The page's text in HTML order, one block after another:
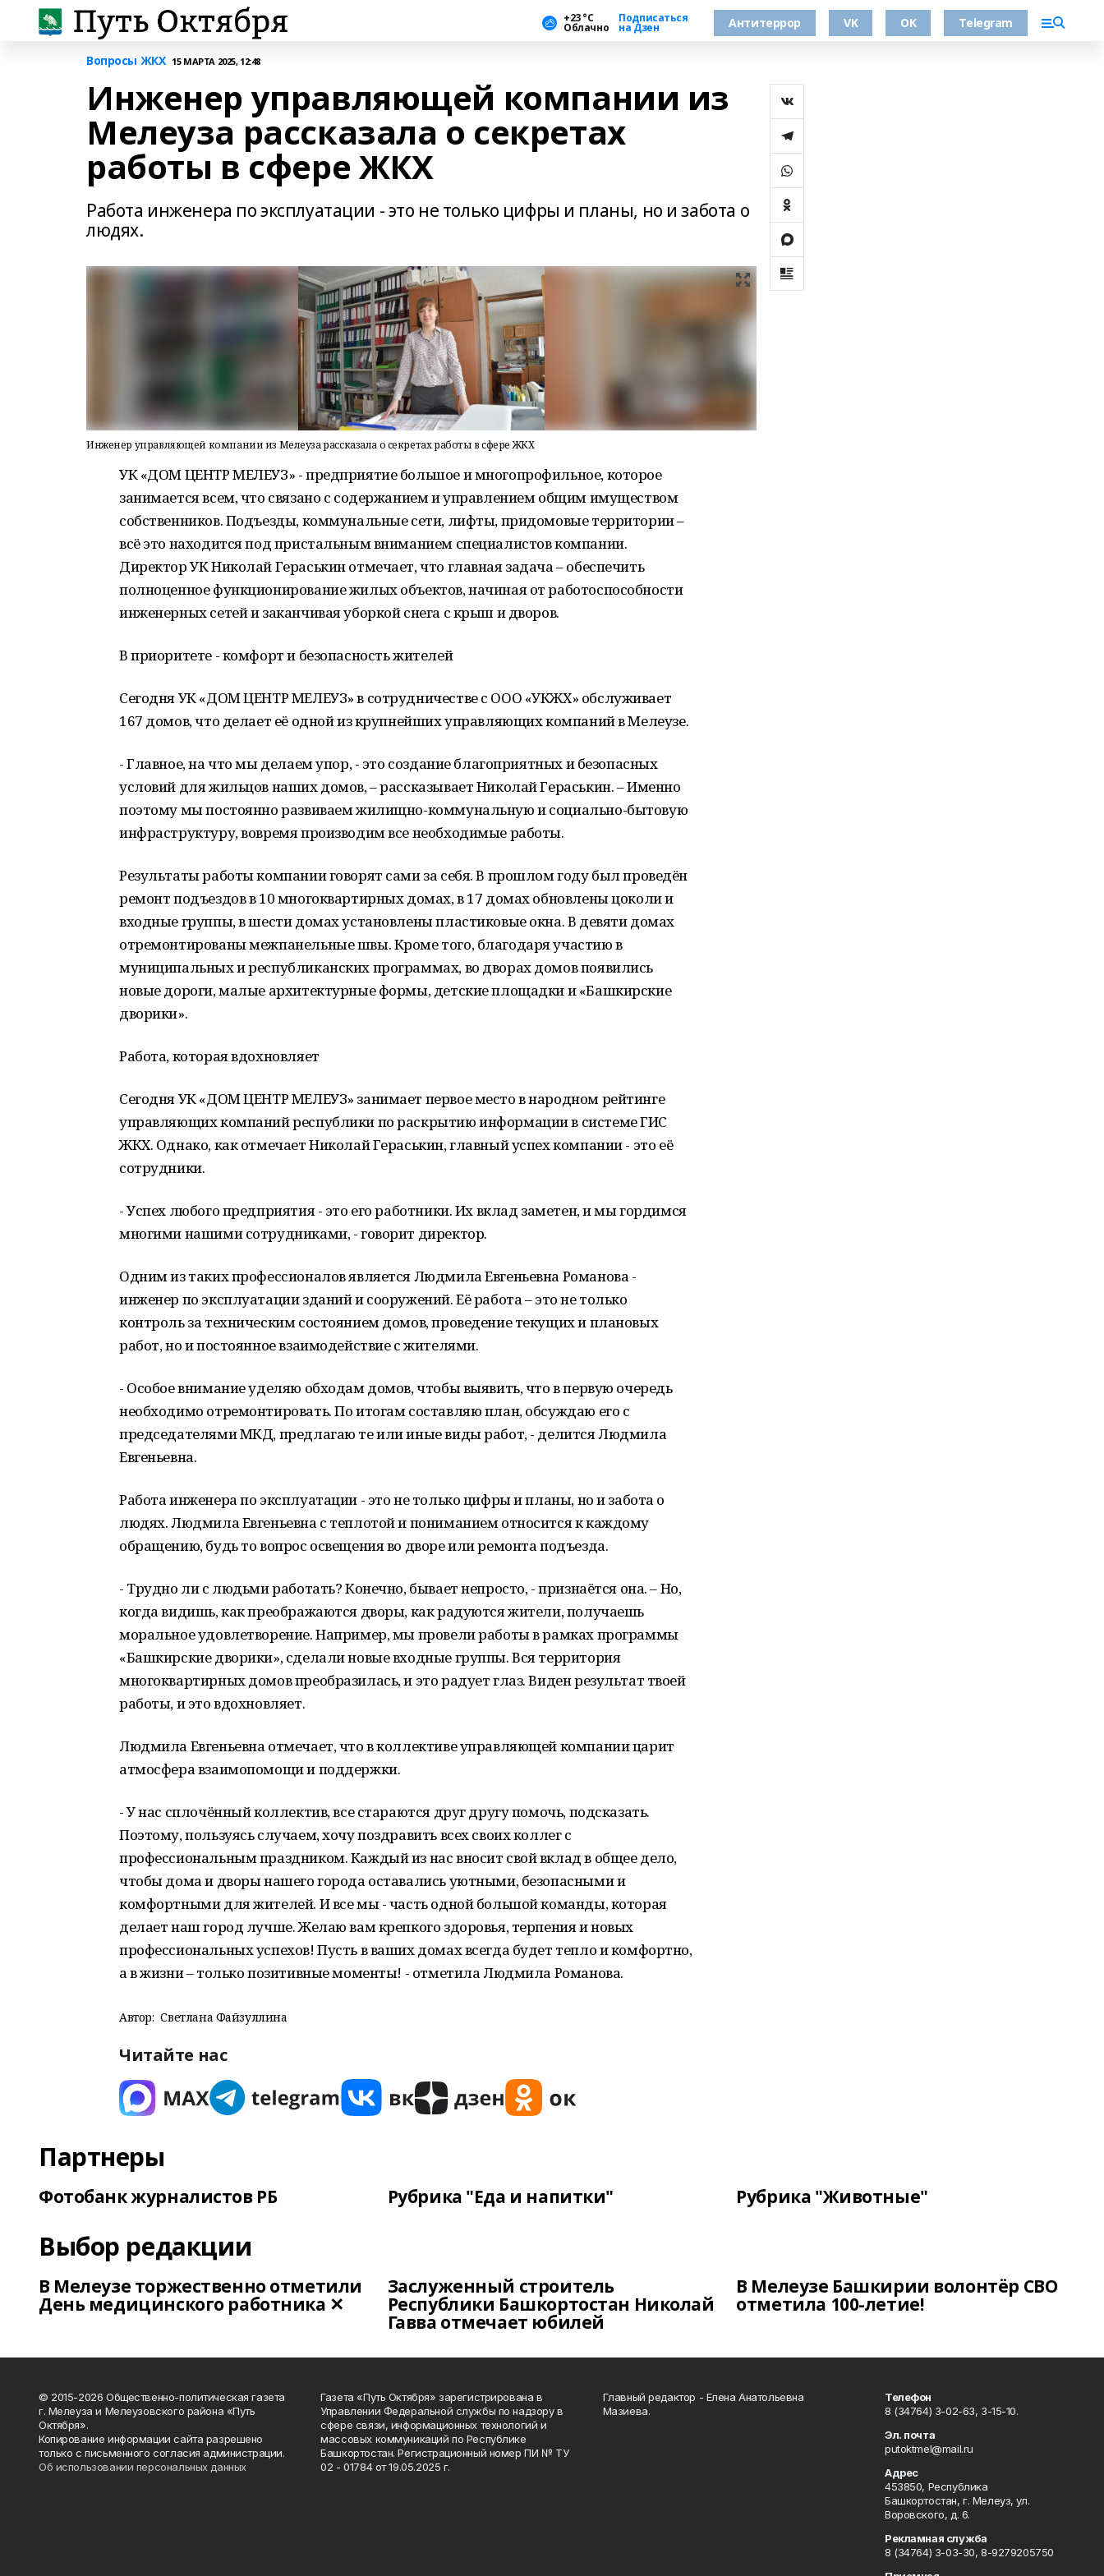
+23 °С
Облачно
Подписаться
на Дзен Антитеррор VK OK Telegram
Вопросы ЖКХ 15 МАРТА 2025, 12:48
Инженер управляющей компании из
Мелеуза рассказала о секретах
работы в сфере ЖКХ
Работа инженера по эксплуатации - это не только цифры и планы, но и забота о
людях.
Инженер управляющей компании из Мелеуза рассказала о секретах работы в сфере ЖКХ
УК «ДОМ ЦЕНТР МЕЛЕУЗ» - предприятие большое и многопрофильное, которое
занимается всем, что связано с содержанием и управлением общим имуществом
собственников. Подъезды, коммунальные сети, лифты, придомовые территории –
всё это находится под пристальным вниманием специалистов компании.
Директор УК Николай Гераськин отмечает, что главная задача – обеспечить
полноценное функционирование жилых объектов, начиная от работоспособности
инженерных сетей и заканчивая уборкой снега с крыш и дворов.
В приоритете - комфорт и безопасность жителей
Сегодня УК «ДОМ ЦЕНТР МЕЛЕУЗ» в сотрудничестве с ООО «УКЖХ» обслуживает
167 домов, что делает её одной из крупнейших управляющих компаний в Мелеузе.
- Главное, на что мы делаем упор, - это создание благоприятных и безопасных
условий для жильцов наших домов, – рассказывает Николай Гераськин. – Именно
поэтому мы постоянно развиваем жилищно-коммунальную и социально-бытовую
инфраструктуру, вовремя производим все необходимые работы.
Результаты работы компании говорят сами за себя. В прошлом году был проведён
ремонт подъездов в 10 многоквартирных домах, в 17 домах обновлены цоколи и
входные группы, в шести домах установлены пластиковые окна. В девяти домах
отремонтированы межпанельные швы. Кроме того, благодаря участию в
муниципальных и республиканских программах, во дворах домов появились
новые дороги, малые архитектурные формы, детские площадки и «Башкирские
дворики».
Работа, которая вдохновляет
Сегодня УК «ДОМ ЦЕНТР МЕЛЕУЗ» занимает первое место в народном рейтинге
управляющих компаний республики по раскрытию информации в системе ГИС
ЖКХ. Однако, как отмечает Николай Гераськин, главный успех компании - это её
сотрудники.
- Успех любого предприятия - это его работники. Их вклад заметен, и мы гордимся
многими нашими сотрудниками, - говорит директор.
Одним из таких профессионалов является Людмила Евгеньевна Романова -
инженер по эксплуатации зданий и сооружений. Её работа – это не только
контроль за техническим состоянием домов, проведение текущих и плановых
работ, но и постоянное взаимодействие с жителями.
- Особое внимание уделяю обходам домов, чтобы выявить, что в первую очередь
необходимо отремонтировать. По итогам составляю план, обсуждаю его с
председателями МКД, предлагаю те или иные виды работ, - делится Людмила
Евгеньевна.
Работа инженера по эксплуатации - это не только цифры и планы, но и забота о
людях. Людмила Евгеньевна с теплотой и пониманием относится к каждому
обращению, будь то вопрос освещения во дворе или ремонта подъезда.
- Трудно ли с людьми работать? Конечно, бывает непросто, - признаётся она. – Но,
когда видишь, как преображаются дворы, как радуются жители, получаешь
моральное удовлетворение. Например, мы провели работы в рамках программы
«Башкирские дворики», сделали новые входные группы. Вся территория
многоквартирных домов преобразилась, и это радует глаз. Виден результат твоей
работы, и это вдохновляет.
Людмила Евгеньевна отмечает, что в коллективе управляющей компании царит
атмосфера взаимопомощи и поддержки.
- У нас сплочённый коллектив, все стараются друг другу помочь, подсказать.
Поэтому, пользуясь случаем, хочу поздравить всех своих коллег с
профессиональным праздником. Каждый из нас вносит свой вклад в общее дело,
чтобы дома и дворы нашего города оставались уютными, безопасными и
комфортными для жителей. И все мы - часть одной большой команды, которая
делает наш город лучше. Желаю вам крепкого здоровья, терпения и новых
профессиональных успехов! Пусть в ваших домах всегда будет тепло и комфортно,
а в жизни – только позитивные моменты! - отметила Людмила Романова.
Автор: Светлана Файзуллина
Читайте нас
Партнеры
Фотобанк журналистов РБ Рубрика "Еда и напитки" Рубрика "Животные"
Выбор редакции
В Мелеузе торжественно отметили
День медицинского работника ✕
Заслуженный строитель
Республики Башкортостан Николай
Гавва отмечает юбилей
В Мелеузе Башкирии волонтёр СВО
отметила 100-летие!
© 2015-2026 Общественно-политическая газета
г. Мелеуза и Мелеузовского района «Путь
Октября».
Копирование информации сайта разрешено
только с письменного согласия администрации.
Об использовании персональных данных
Газета «Путь Октября» зарегистрирована в
Управлении Федеральной службы по надзору в
сфере связи, информационных технологий и
массовых коммуникаций по Республике
Башкортостан. Регистрационный номер ПИ № ТУ
02 - 01784 от 19.05.2025 г.
Главный редактор - Елена Анатольевна
Мазиева.
Телефон
8 (34764) 3-02-63, 3-15-10.
Эл. почта
putoktmel@mail.ru
Адрес
453850, Республика
Башкортостан, г. Мелеуз, ул.
Воровского, д. 6.
Рекламная служба
8 (34764) 3-03-30, 8-9279205750